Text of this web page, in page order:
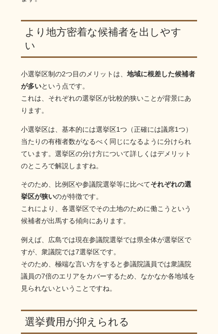
より地方密着な候補者を出しやす
い
小選挙区制の2つ目のメリットは、 地域に根差した候補者
が多いという点です。
これは、それぞれの選挙区が比較的狭いことが背景にあ
ります。
小選挙区は、基本的には選挙区1つ（正確には議席1つ）
当たりの有権者数がなるべく同じになるように分けられ
ています。選挙区の分け方について詳しくはデメリット
のところで解説しますね。
そのため、比例区や参議院選挙等に比べてそれぞれの選
挙区が狭いのが特徴です。
これにより、各選挙区でその土地のために働こうという
候補者が出馬する傾向にあります。
例えば、広島では現在参議院選挙では県全体が選挙区で
すが、衆議院では7選挙区です。
そのため、極端な言い方をすると参議院議員では衆議院
議員の7倍のエリアをカバーするため、なかなか各地域を
見られないということですね。
選挙費用が抑えられる